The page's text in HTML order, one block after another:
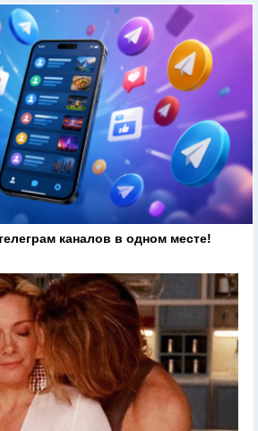
каналов в одном месте!